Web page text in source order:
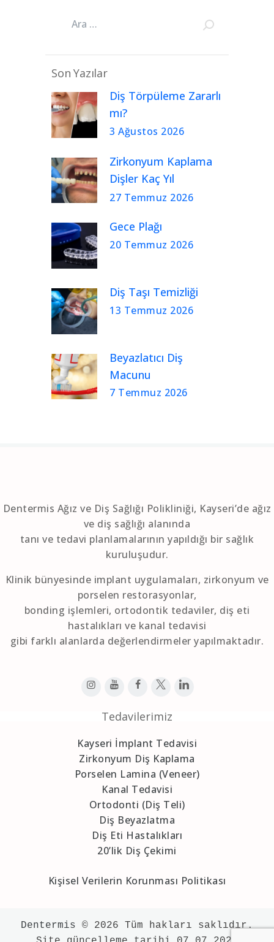
Son Yazılar
Diş Törpüleme Zararlı
mı?
3 Ağustos 2026
Zirkonyum Kaplama
Dişler Kaç Yıl
Kullanılır?
27 Temmuz 2026
Gece Plağı
20 Temmuz 2026
Diş Taşı Temizliği
13 Temmuz 2026
Beyazlatıcı Diş
Macunu
7 Temmuz 2026
Dentermis Ağız ve Diş Sağlığı Polikliniği, Kayseri’de ağız
ve diş sağlığı alanında
tanı ve tedavi planlamalarının yapıldığı bir sağlık
kuruluşudur.
Klinik bünyesinde implant uygulamaları, zirkonyum ve
porselen restorasyonlar,
bonding işlemleri, ortodontik tedaviler, diş eti
hastalıkları ve kanal tedavisi
gibi farklı alanlarda değerlendirmeler yapılmaktadır.
Tedavilerimiz
Kayseri İmplant Tedavisi
Zirkonyum Diş Kaplama
Porselen Lamina (Veneer)
Kanal Tedavisi
Ortodonti (Diş Teli)
Diş Beyazlatma
Diş Eti Hastalıkları
20’lik Diş Çekimi
Kişisel Verilerin Korunması Politikası
Dentermis © 2026 Tüm hakları saklıdır.